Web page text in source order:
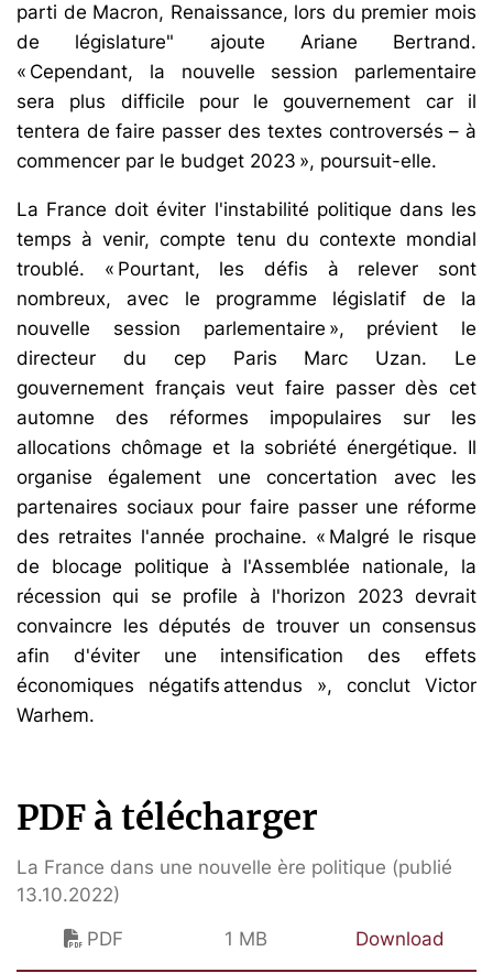
parti de Macron, Renaissance, lors du premier mois
de législature" ajoute Ariane Bertrand.
« Cependant, la nouvelle session parlementaire
sera plus difficile pour le gouvernement car il
tentera de faire passer des textes controversés – à
commencer par le budget 2023 », poursuit-elle.
La France doit éviter l'instabilité politique dans les
temps à venir, compte tenu du contexte mondial
troublé. « Pourtant, les défis à relever sont
nombreux, avec le programme législatif de la
nouvelle session parlementaire », prévient le
directeur du cep Paris Marc Uzan. Le
gouvernement français veut faire passer dès cet
automne des réformes impopulaires sur les
allocations chômage et la sobriété énergétique. Il
organise également une concertation avec les
partenaires sociaux pour faire passer une réforme
des retraites l'année prochaine. « Malgré le risque
de blocage politique à l'Assemblée nationale, la
récession qui se profile à l'horizon 2023 devrait
convaincre les députés de trouver un consensus
afin d'éviter une intensification des effets
économiques négatifs attendus », conclut Victor
Warhem.
PDF à télécharger
La France dans une nouvelle ère politique (publié
13.10.2022)
PDF
1 MB Download